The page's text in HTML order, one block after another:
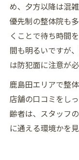
め、夕方以降は混
優先制の整体院も
くことで待ち時間
間も明るいですが
は防犯面に注意が必
鹿島田エリアで整
店舗の口コミをし
齢者は、スタッフ
に通える環境かを